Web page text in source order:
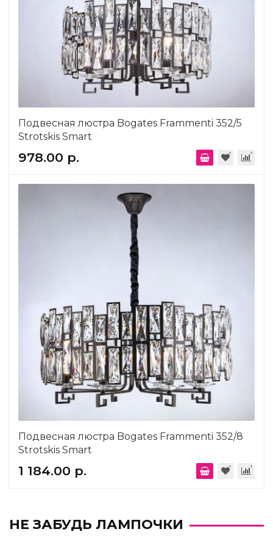
Подвесная люстра Bogates Frammenti 352/5
Strotskis Smart
978.00 р.
Подвесная люстра Bogates Frammenti 352/8
Strotskis Smart
1 184.00 р.
НЕ ЗАБУДЬ ЛАМПОЧКИ